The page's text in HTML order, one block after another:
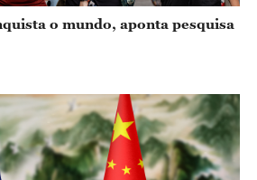
o mundo, aponta pesquisa